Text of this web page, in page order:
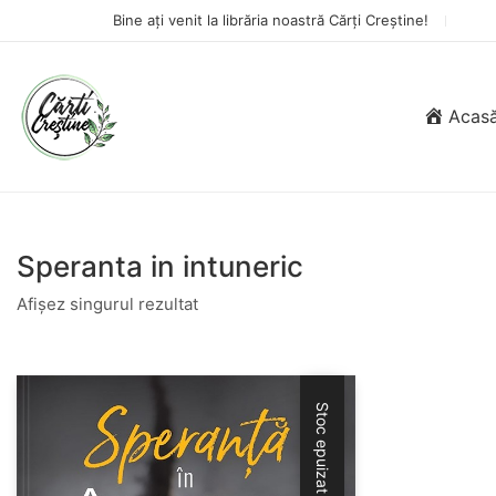
Bine ați venit la librăria noastră Cărți Creștine!
Speranta in intuneric
Afișez singurul rezultat
Stoc epuizat